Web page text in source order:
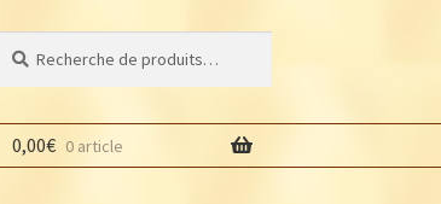
pour :
0,00€ 0 article